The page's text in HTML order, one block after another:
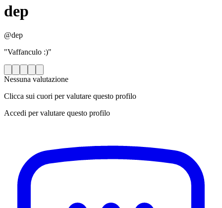
dep
@dep
"Vaffanculo :)"
Nessuna valutazione
Clicca sui cuori per valutare questo profilo
Accedi per valutare questo profilo